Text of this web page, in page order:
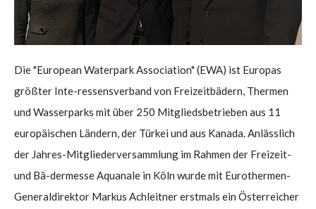
Die "European Waterpark Association" (EWA) ist Europas
größter Inte-ressensverband von Freizeitbädern, Thermen
und Wasserparks mit über 250 Mitgliedsbetrieben aus 11
europäischen Ländern, der Türkei und aus Kanada. Anlässlich
der Jahres-Mitgliederversammlung im Rahmen der Freizeit-
und Bä-dermesse Aquanale in Köln wurde mit Eurothermen-
Generaldirektor Markus Achleitner erstmals ein Österreicher